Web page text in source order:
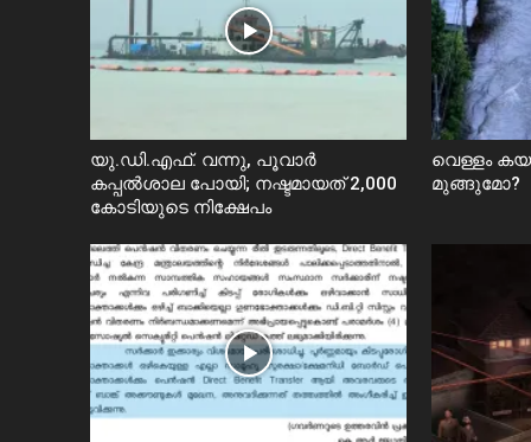
യു.ഡി.എഫ്. വന്നു, പൂവാർ
കപ്പൽശാല പോയി; നഷ്ടമായത് 2,000
കോടിയുടെ നിക്ഷേപം
വെള്ളം
മുങ്ങുമോ?